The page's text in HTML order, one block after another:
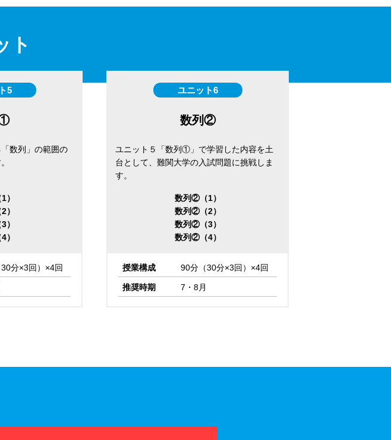
ト
5
数列」の範囲の
）
）
）
）
分×3回）×4回
ユニット6
数列②
ユニット５「数列①」で学習した内容を土
台として、難関大学の入試問題に挑戦しま
す。
数列②（1）
数列②（2）
数列②（3）
数列②（4）
授業構成 90分（30分×3回）×4回
推奨時期 7・8月